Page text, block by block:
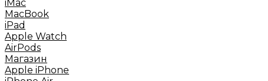
iMac
MacBook
iPad
Apple Watch
AirPods
Mагазин
Apple iPhone